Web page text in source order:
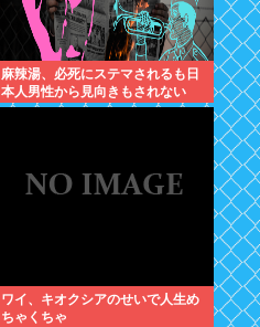
麻辣湯、必死にステマされるも日
本人男性から見向きもされない
ワイ、キオクシアのせいで人生め
ちゃくちゃ